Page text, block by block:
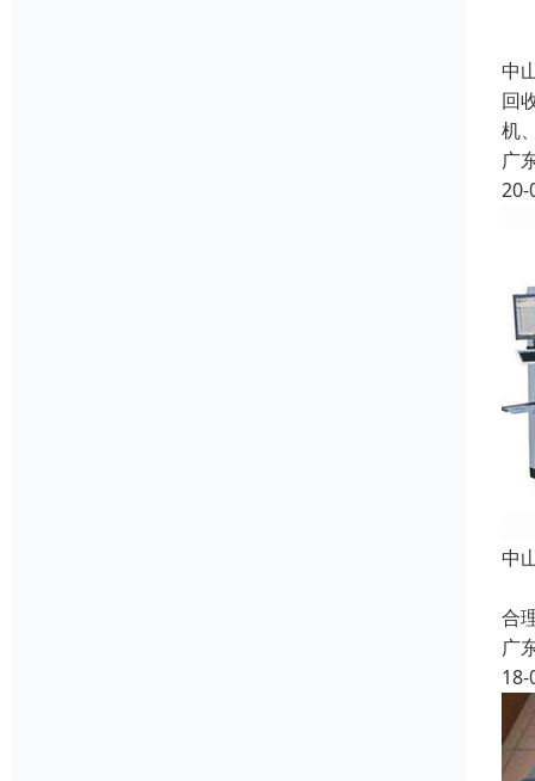
中
回
机
广
20-
中
合
广
18-